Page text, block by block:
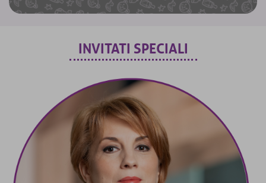
INVITATI SPECIALI